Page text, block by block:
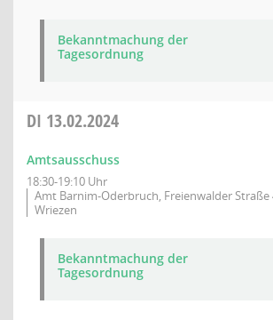
Bekanntmachung der
Tagesordnung
DI 13.02.2024
Amtsausschuss
18:30-19:10 Uhr
Amt Barnim-Oderbruch, Freienwalder Straße
Wriezen
Bekanntmachung der
Tagesordnung